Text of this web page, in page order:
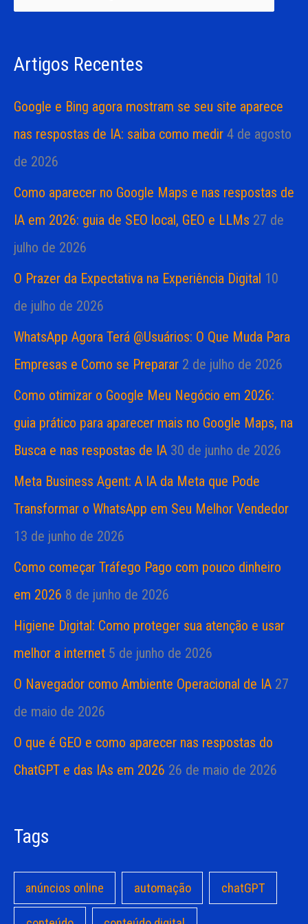
i
a
r
o
sArtigos Recentes
Google e Bing agora mostram se seu site aparece
nas respostas de IA: saiba como medir 4 de agosto
de 2026
Como aparecer no Google Maps e nas respostas de
IA em 2026: guia de SEO local, GEO e LLMs 27 de
julho de 2026
O Prazer da Expectativa na Experiência Digital 10
de julho de 2026
WhatsApp Agora Terá @Usuários: O Que Muda Para
Empresas e Como se Preparar 2 de julho de 2026
Como otimizar o Google Meu Negócio em 2026:
guia prático para aparecer mais no Google Maps, na
Busca e nas respostas de IA 30 de junho de 2026
Meta Business Agent: A IA da Meta que Pode
Transformar o WhatsApp em Seu Melhor Vendedor
13 de junho de 2026
Como começar Tráfego Pago com pouco dinheiro
em 2026 8 de junho de 2026
Higiene Digital: Como proteger sua atenção e usar
melhor a internet 5 de junho de 2026
O Navegador como Ambiente Operacional de IA 27
de maio de 2026
O que é GEO e como aparecer nas respostas do
ChatGPT e das IAs em 2026 26 de maio de 2026
Tags
anúncios online automação chatGPT